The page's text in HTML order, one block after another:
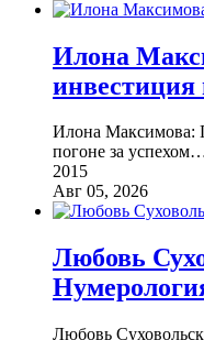
Илона
инвестиция
Илона Максимова:
погоне за успехом
2015
Авг 05, 2026
Любовь
Любовь